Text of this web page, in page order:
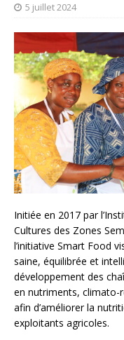
5 juillet 2024
Initiée en 2017 par
Cultures des Zones
l’initiative Smart Food
saine, équilibrée et
développement des
en nutriments, climato-
afin d’améliorer la
exploitants agricoles.